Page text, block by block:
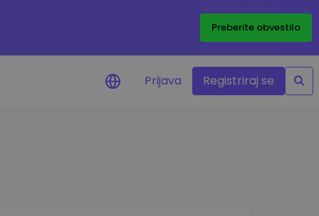
Preberite obvestilo
Prijava Registriraj se